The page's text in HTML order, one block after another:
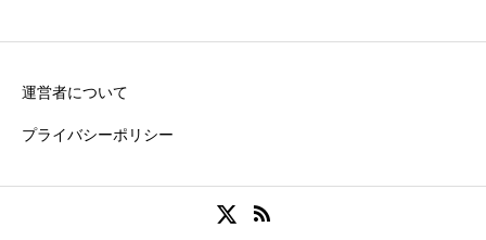
秋葉原
赤坂
運営者について
プライバシーポリシー